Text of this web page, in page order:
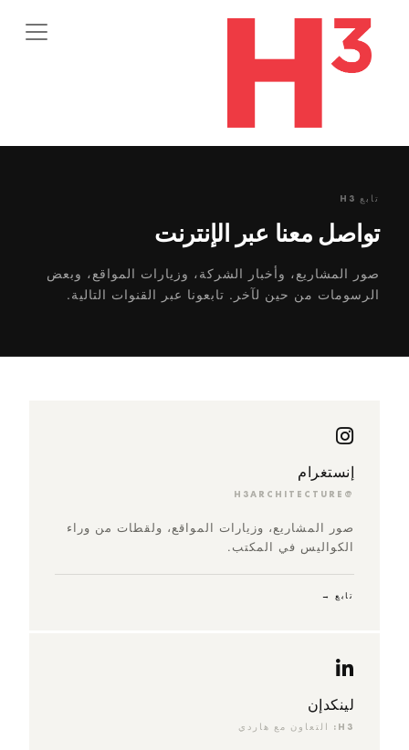
تابع H3
تواصل معنا عبر الإنترنت
صور المشاريع، وأخبار الشركة، وزيارات المواقع، وبعض
الرسومات من حين لآخر. تابعونا عبر القنوات التالية.
إنستغرام
@H3ARCHITECTURE
صور المشاريع، وزيارات المواقع، ولقطات من وراء
الكواليس في المكتب.
تابع →
لينكدإن
H3: التعاون مع هاردي